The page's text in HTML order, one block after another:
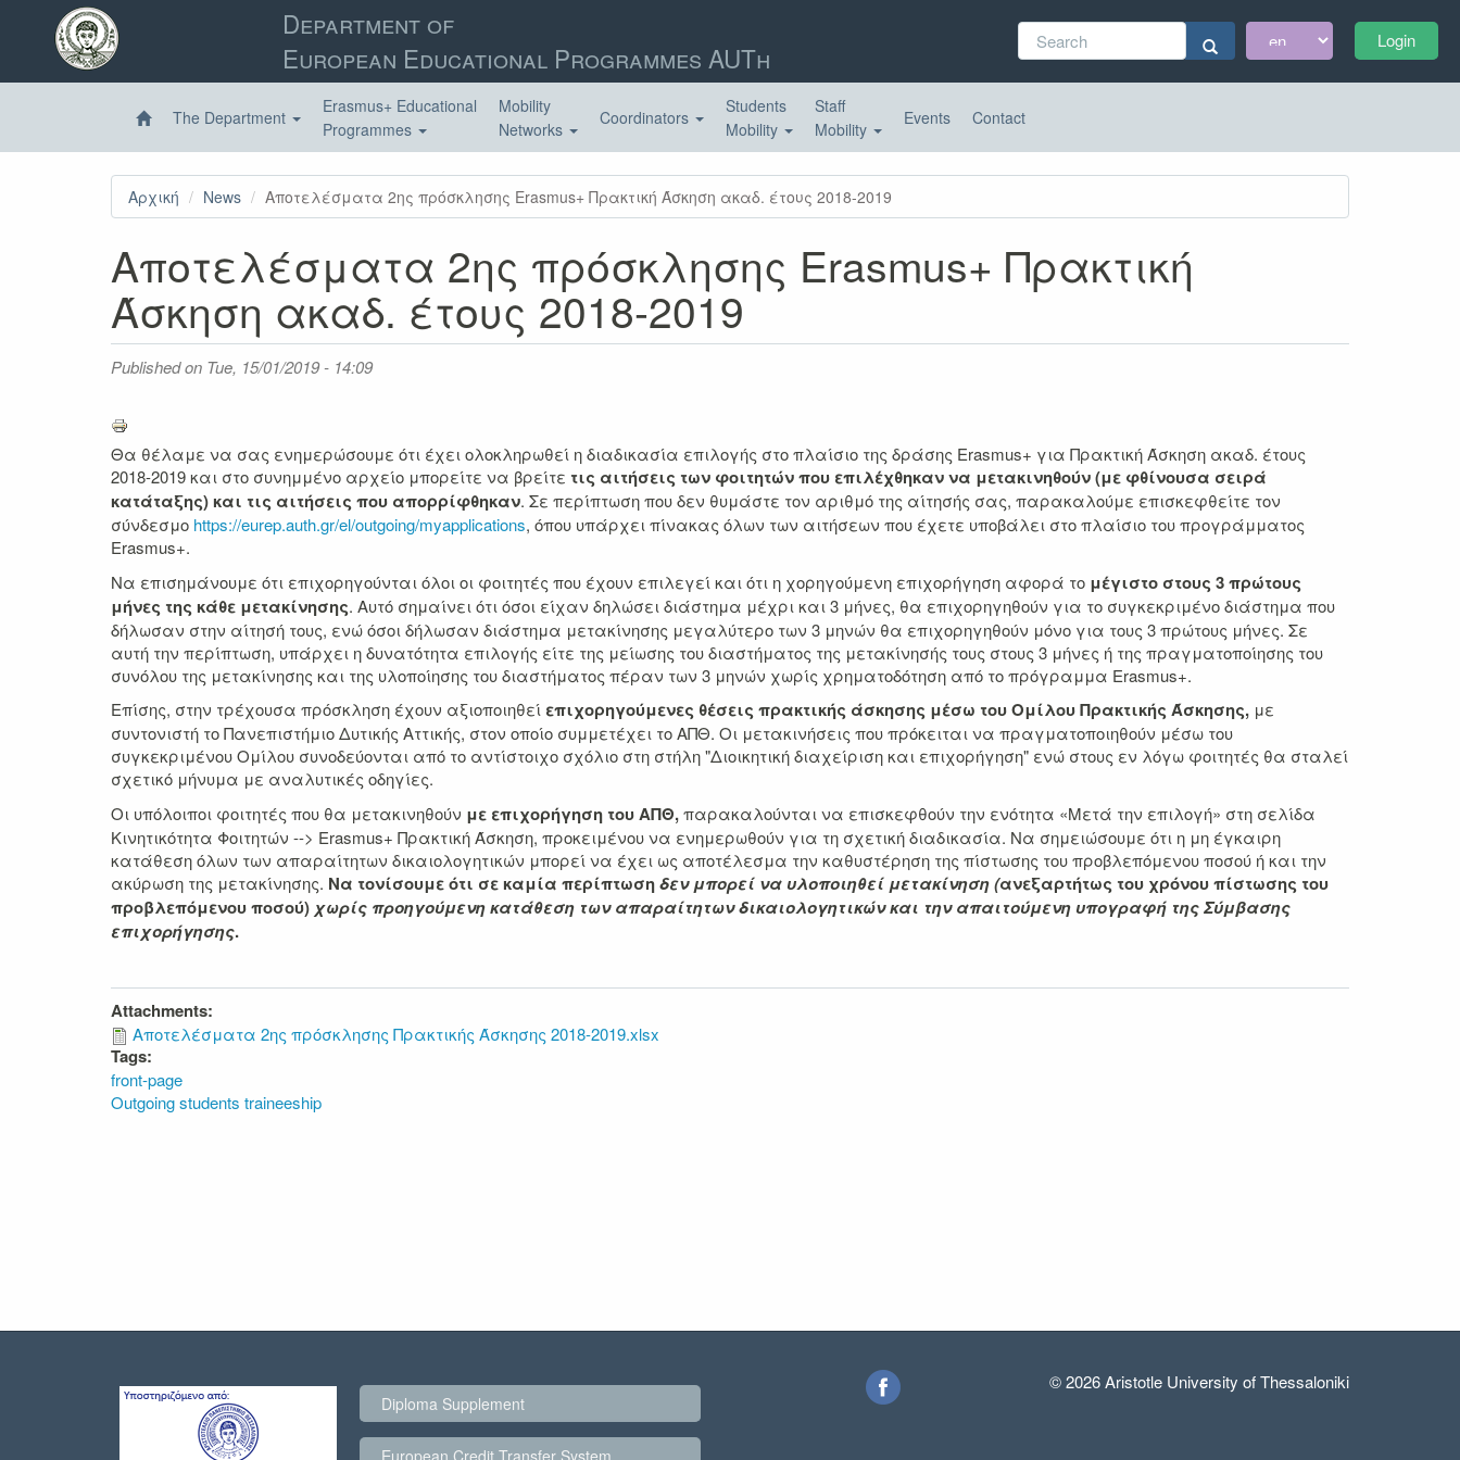
content
Login
Department of
European Educational Programmes AUTh
Search
form
Search
The Department
Erasmus+ Educational
Programmes
Mobility
Networks
Coordinators
Students
Mobility
Staff
Mobility
Events Contact
Αρχική News Αποτελέσματα 2ης πρόσκλησης Erasmus+ Πρακτική Άσκηση ακαδ. έτους 2018-2019
Αποτελέσματα 2ης πρόσκλησης Erasmus+ Πρακτική
Άσκηση ακαδ. έτους 2018-2019
Published on Tue, 15/01/2019 - 14:09
Θα θέλαμε να σας ενημερώσουμε ότι έχει ολοκληρωθεί η διαδικασία επιλογής στο πλαίσιο της δράσης Erasmus+ για Πρακτική Άσκηση ακαδ. έτους
2018-2019 και στο συνημμένο αρχείο μπορείτε να βρείτε τις αιτήσεις των φοιτητών που επιλέχθηκαν να μετακινηθούν (με φθίνουσα σειρά
κατάταξης) και τις αιτήσεις που απορρίφθηκαν. Σε περίπτωση που δεν θυμάστε τον αριθμό της αίτησής σας, παρακαλούμε επισκεφθείτε τον
σύνδεσμο https://eurep.auth.gr/el/outgoing/myapplications, όπου υπάρχει πίνακας όλων των αιτήσεων που έχετε υποβάλει στο πλαίσιο του προγράμματος
Erasmus+.
Να επισημάνουμε ότι επιχορηγούνται όλοι οι φοιτητές που έχουν επιλεγεί και ότι η χορηγούμενη επιχορήγηση αφορά το μέγιστο στους 3 πρώτους
μήνες της κάθε μετακίνησης. Αυτό σημαίνει ότι όσοι είχαν δηλώσει διάστημα μέχρι και 3 μήνες, θα επιχορηγηθούν για το συγκεκριμένο διάστημα που
δήλωσαν στην αίτησή τους, ενώ όσοι δήλωσαν διάστημα μετακίνησης μεγαλύτερο των 3 μηνών θα επιχορηγηθούν μόνο για τους 3 πρώτους μήνες. Σε
αυτή την περίπτωση, υπάρχει η δυνατότητα επιλογής είτε της μείωσης του διαστήματος της μετακίνησής τους στους 3 μήνες ή της πραγματοποίησης του
συνόλου της μετακίνησης και της υλοποίησης του διαστήματος πέραν των 3 μηνών χωρίς χρηματοδότηση από το πρόγραμμα Erasmus+.
Επίσης, στην τρέχουσα πρόσκληση έχουν αξιοποιηθεί επιχορηγούμενες θέσεις πρακτικής άσκησης μέσω του Ομίλου Πρακτικής Άσκησης, με
συντονιστή το Πανεπιστήμιο Δυτικής Αττικής, στον οποίο συμμετέχει το ΑΠΘ. Οι μετακινήσεις που πρόκειται να πραγματοποιηθούν μέσω του
συγκεκριμένου Ομίλου συνοδεύονται από το αντίστοιχο σχόλιο στη στήλη "Διοικητική διαχείριση και επιχορήγηση" ενώ στους εν λόγω φοιτητές θα σταλεί
σχετικό μήνυμα με αναλυτικές οδηγίες.
Οι υπόλοιποι φοιτητές που θα μετακινηθούν με επιχορήγηση του ΑΠΘ,παρακαλούνται να επισκεφθούν την ενότητα «Μετά την επιλογή» στη σελίδα
Κινητικότητα Φοιτητών --> Erasmus+ Πρακτική Άσκηση, προκειμένου να ενημερωθούν για τη σχετική διαδικασία. Να σημειώσουμε ότι η μη έγκαιρη
κατάθεση όλων των απαραίτητων δικαιολογητικών μπορεί να έχει ως αποτέλεσμα την καθυστέρηση της πίστωσης του προβλεπόμενου ποσού ή και την
ακύρωση της μετακίνησης. Να τονίσουμε ότι σε καμία περίπτωσηδεν μπορεί να υλοποιηθεί μετακίνηση (ανεξαρτήτως του χρόνου πίστωσης του
προβλεπόμενου ποσού) χωρίς προηγούμενη κατάθεση των απαραίτητων δικαιολογητικών και την απαιτούμενη υπογραφή της Σύμβασης
επιχορήγησης.
Attachments:
Αποτελέσματα 2ης πρόσκλησης Πρακτικής Άσκησης 2018-2019.xlsx
Tags:
front-page
Outgoing students traineeship
Diploma Supplement
European Credit Transfer System
© 2026 Aristotle University of Thessaloniki